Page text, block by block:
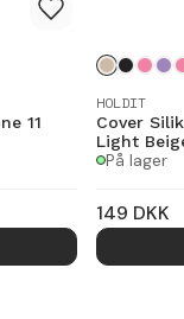
11
HOLDIT
Cover
Light
På lager
149 DKK